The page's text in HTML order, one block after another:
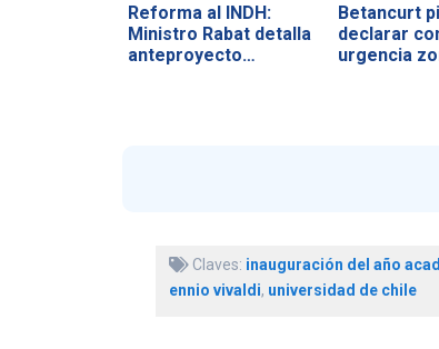
Reforma al INDH:
Ministro Rabat detalla
anteproyecto…
Betancurt
declarar
urgencia
Claves: inauguración del año
ennio vivaldi, universidad de chile